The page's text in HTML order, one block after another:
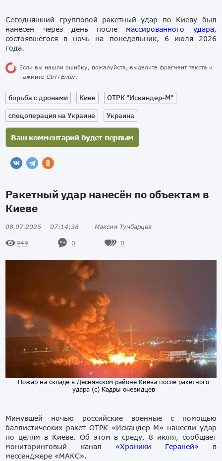
Сегодняшний групповой ракетный удар по Киеву был
нанесён через день после массированного удара,
состоявшегося в ночь на понедельник, 6 июля 2026
года.
Если вы нашли ошибку, пожалуйста, выделите фрагмент текста и
нажмите Ctrl+Enter.
борьба с дронами Киев
ОТРК "Искандер-М"
спецоперация на Украине
Украина
Ракетный удар нанесён по объектам в
Киеве
08.07.2026 07:14:38 Максим Тумбарцев
949 0 0
Пожар на складе в Деснянском районе Киева после ракетного
удара (с) Кадры очевидцев
Минувшей ночью российские военные с помощью
баллистических ракет ОТРК «Искандер-М» нанесли удар
по целям в Киеве. Об этом в среду, 8 июля, сообщает
мониторинговый канал «Хроники Гераней» в
мессенджере «МАКС».